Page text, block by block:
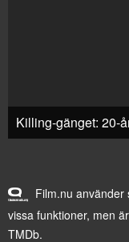
Killing-gänget: 20-
Film.nu använder
vissa funktioner, men
TMDb.